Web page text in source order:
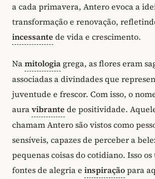
a cada primavera, Antero evoca a
transformação e renovação,
incessante de vida e crescimento.
Namitologia grega, as flores eram
associadas a divindades que
juventude e frescor. Com isso, o
auravibrante de positividade.
chamam Antero são vistos como
sensíveis, capazes de perceber a
pequenas coisas do cotidiano. Isso
fontes de alegria e inspiraçãopara